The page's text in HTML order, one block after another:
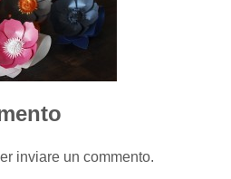
inviare un commento.